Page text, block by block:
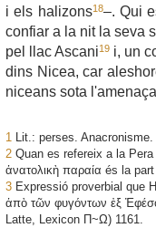
i els halizons18–. Qui
confiar a la nit la seva
pel llac Ascani19 i, un
dins Nicea, car
niceans sota
1 Lit.: perses. Anacronisme.
2 Quan es refereix a la
ἀνατολικὴ παραία és la
3 Expressió proverbial que
ἀπὸ τῶν φυγόντων ἐξ
Latte, Lexicon Π~Ω) 1161.